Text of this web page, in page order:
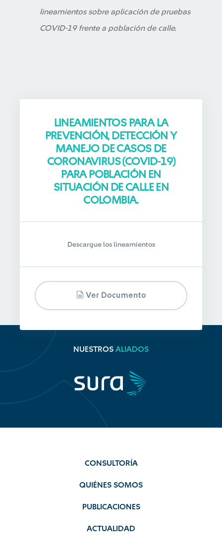
lineamientos sobre aplicación de pruebas
COVID-19 frente a población de calle.
LINEAMIENTOS PARA LA
PREVENCIÓN, DETECCIÓN Y
MANEJO DE CASOS DE
CORONAVIRUS (COVID-19)
PARA POBLACIÓN EN
SITUACIÓN DE CALLE EN
COLOMBIA.
Descargue los lineamientos
Ver Documento
NUESTROS ALIADOS
CONSULTORÍA
QUIÉNES SOMOS
PUBLICACIONES
ACTUALIDAD